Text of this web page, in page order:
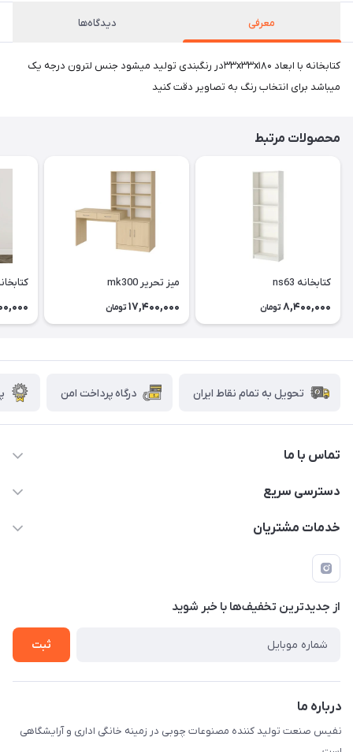
معرفی دیدگاه‌ها
کتابخانه با ابعاد ۳۳x۳۳x۱۸۰در رنگبندی تولید میشود جنس لترون درجه یک
میباشد برای انتخاب رنگ به تصاویر دقت کنید
محصولات مرتبط
کتابخانه ns63
8,400,000 تومان
میز تحریر mk300
17,400,000 تومان
کتابخانه
تحویل به تمام نقاط ایران درگاه پرداخت امن
تماس با ما
دسترسی سریع
حساب کاربری
درباره ما
تماس با ما
خدمات مشتریان
قوانین و مقررات
راهنمای خرید
از جدید‌ترین تخفیف‌ها با‌ خبر شوید
ثبت
درباره ما
نفیس صنعت تولید کننده مصنوعات چوبی در زمینه خانگی اداری و آرایشگاهی